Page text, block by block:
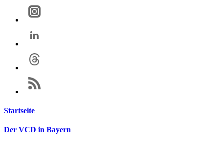
Startseite
Der VCD in Bayern